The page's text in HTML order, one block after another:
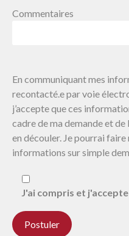
Commentaires
En communiquant mes
recontacté.e par voie
j’accepte que ces
cadre de ma demande et
en découler. Je pourrai
informations sur simple
J'ai compris et j'accepte